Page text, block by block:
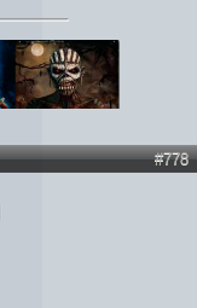
#778